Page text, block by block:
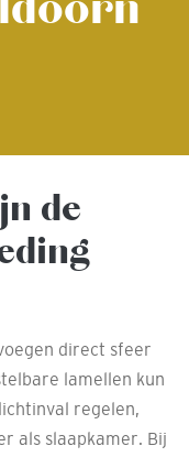
de
direct sfeer
lamellen kun
regelen,
als slaapkamer. Bij